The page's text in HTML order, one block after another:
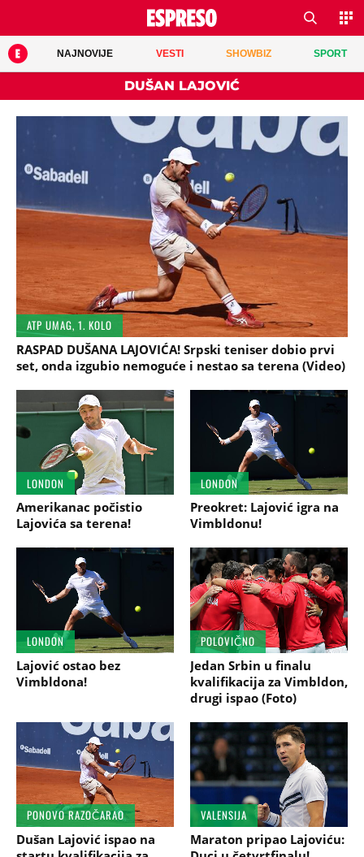
NAJNOVIJE VESTI SHOWBIZ SPORT
DUŠAN LAJOVIĆ
ATP UMAG, 1. KOLO
RASPAD DUŠANA LAJOVIĆA! Srpski teniser dobio prvi
set, onda izgubio nemoguće i nestao sa terena (Video)
LONDON
Amerikanac počistio
Lajovića sa terena!
LONDON
Preokret: Lajović igra na
Vimbldonu!
LONDON
Lajović ostao bez
Vimbldona!
POLOVIČNO
Jedan Srbin u finalu
kvalifikacija za Vimbldon,
drugi ispao (Foto)
PONOVO RAZOČARAO
Dušan Lajović ispao na
VALENSIJA
Maraton pripao Lajoviću: